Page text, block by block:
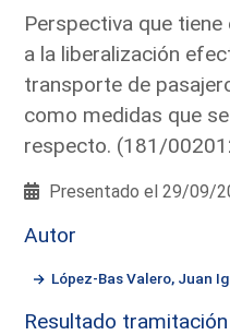
Perspectiva que
a la liberalización
transporte de
como medidas que
respecto. (181/
Presentado el 29/09/
Autor
López-Bas Valero, Juan
Resultado tramitación